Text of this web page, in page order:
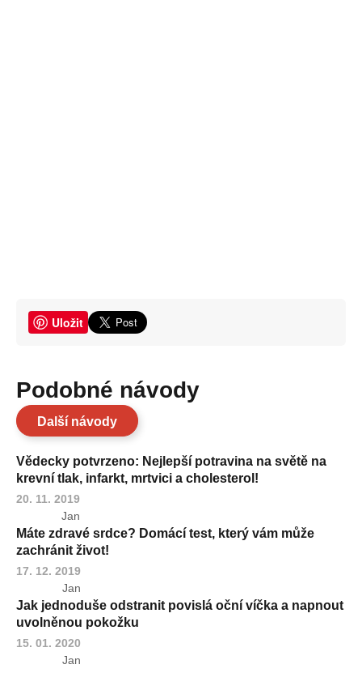
Uložit
Podobné návody
Další návody
Vědecky potvrzeno: Nejlepší potravina na světě na
krevní tlak, infarkt, mrtvici a cholesterol!
20. 11. 2019
Jan
Máte zdravé srdce? Domácí test, který vám může
zachránit život!
17. 12. 2019
Jan
Jak jednoduše odstranit povislá oční víčka a napnout
uvolněnou pokožku
15. 01. 2020
Jan